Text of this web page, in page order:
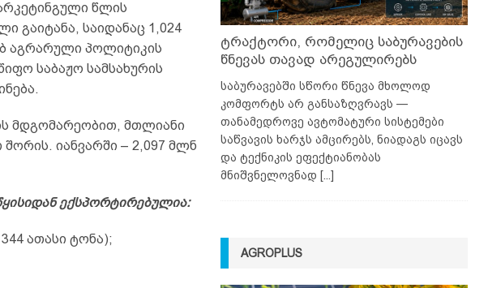
წლის
გაიტანა, საიდანაც 1,024
აგრარული პოლიტიკის
საბაჟო სამსახურის
მდგომარეობით, მთლიანი
იანვარში – 2,097 მლნ
ექსპორტირებულია:
ათასი ტონა);
ტრაქტორი, რომელიც საბურავების
წნევას თავად არეგულირებს
საბურავებში სწორი წნევა მხოლოდ
კომფორტს არ განსაზღვრავს —
თანამედროვე ავტომატური სისტემები
საწვავის ხარჯს ამცირებს, ნიადაგს იცავს
და ტექნიკის ეფექტიანობას
მნიშვნელოვნად [...]
AGROPLUS